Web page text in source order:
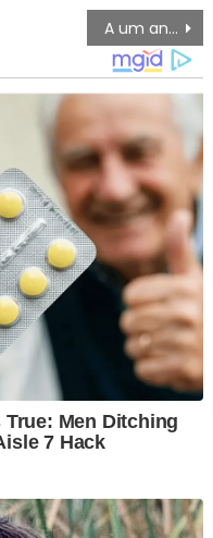
A um ano da Copa, futebol feminino já é realidade em projetos da Secretaria Municipal de Esportes – Prefeitura da Cidade do Rio de Janeiro